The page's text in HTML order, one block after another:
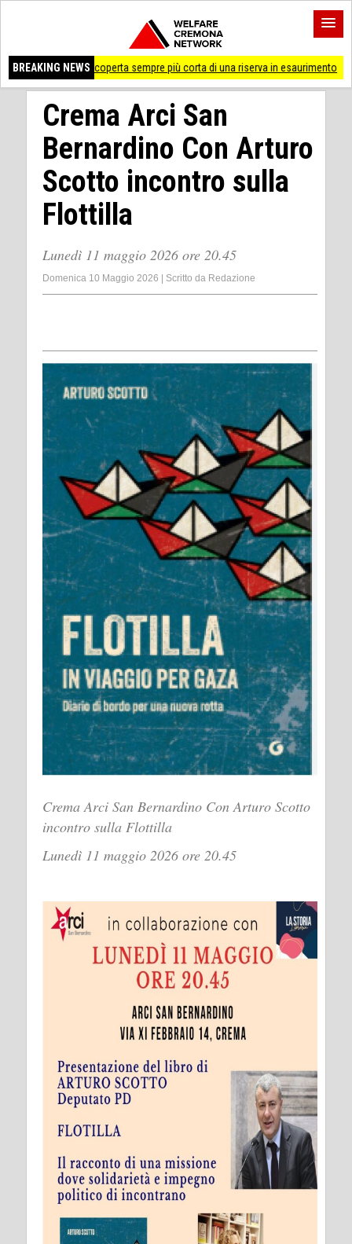
BREAKING NEWS
coperta sempre più corta di una riserva in esaurimento Cremona
Crema Arci San
Bernardino Con Arturo
Scotto incontro sulla
Flottilla
Lunedì 11 maggio 2026 ore 20.45
Domenica 10 Maggio 2026 Scritto da Redazione
Crema Arci San Bernardino Con Arturo Scotto
incontro sulla Flottilla
Lunedì 11 maggio 2026 ore 20.45